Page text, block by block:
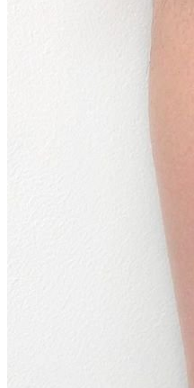
： 服务号：
文资讯！精美纹身图案及
问千万素材的微官网，中